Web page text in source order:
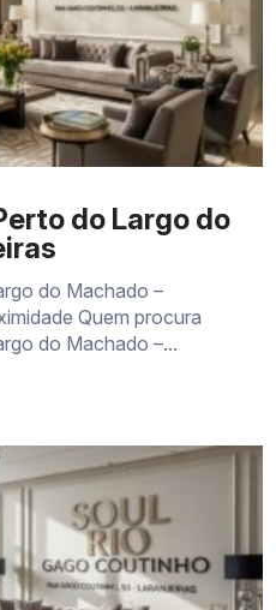
do Largo do
do Machado –
Quem procura
do Machado –...